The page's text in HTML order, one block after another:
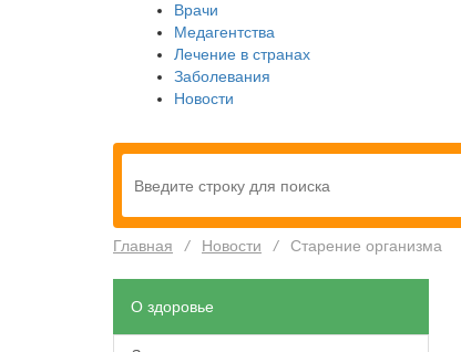
Врачи
Медагентства
Лечение в странах
Заболевания
Новости
Главная / Новости / Старение организма
О здоровье